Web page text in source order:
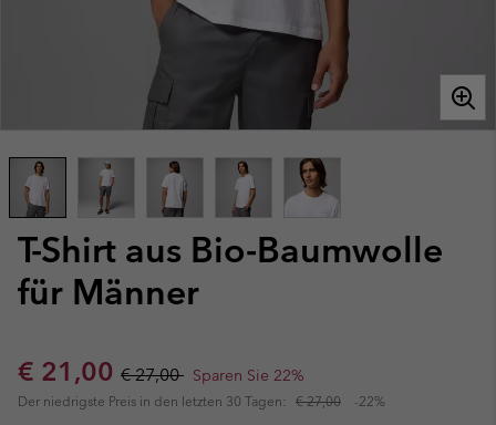
T-Shirt aus Bio-Baumwolle
für Männer
Sale price:
€ 21,00 Regular price:
€ 27,00 Sparen Sie 22%
Der niedrigste Preis in den letzten 30 Tagen: € 27,00 -22%